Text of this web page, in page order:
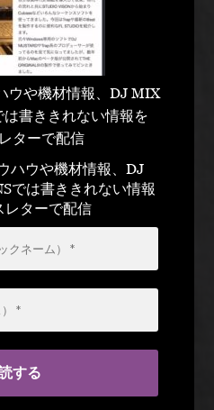
ウや機材情報、DJ MIX
は書ききれない情報を
ターで配信
ハウや機材情報、DJ
では書ききれない情報
レターで配信